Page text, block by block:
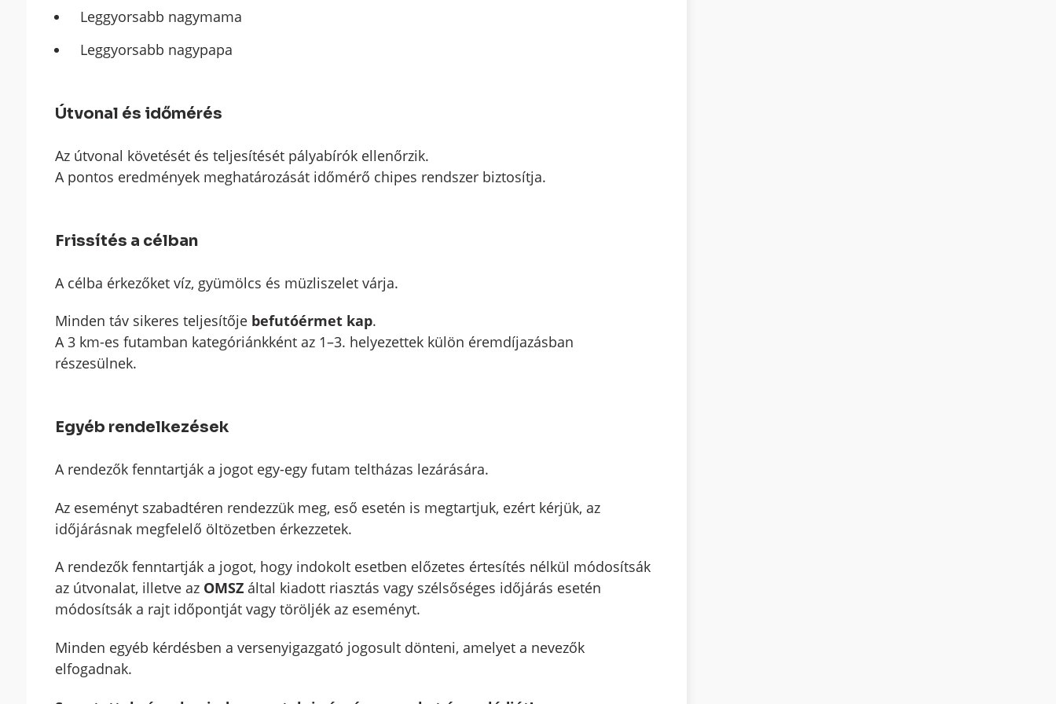
Leggyorsabb nagymama
Leggyorsabb nagypapa
Útvonal és időmérés
Az útvonal követését és teljesítését pályabírók ellenőrzik.
A pontos eredmények meghatározását időmérő chipes rendszer biztosítja.
Frissítés a célban
A célba érkezőket víz, gyümölcs és müzliszelet várja.
Minden táv sikeres teljesítője befutóérmet kap.
A 3 km-es futamban kategóriánkként az 1–3. helyezettek külön éremdíjazásban
részesülnek.
Egyéb rendelkezések
A rendezők fenntartják a jogot egy-egy futam teltházas lezárására.
Az eseményt szabadtéren rendezzük meg, eső esetén is megtartjuk, ezért kérjük, az
időjárásnak megfelelő öltözetben érkezzetek.
A rendezők fenntartják a jogot, hogy indokolt esetben előzetes értesítés nélkül módosítsák
az útvonalat, illetve az OMSZ által kiadott riasztás vagy szélsőséges időjárás esetén
módosítsák a rajt időpontját vagy töröljék az eseményt.
Minden egyéb kérdésben a versenyigazgató jogosult dönteni, amelyet a nevezők
elfogadnak.